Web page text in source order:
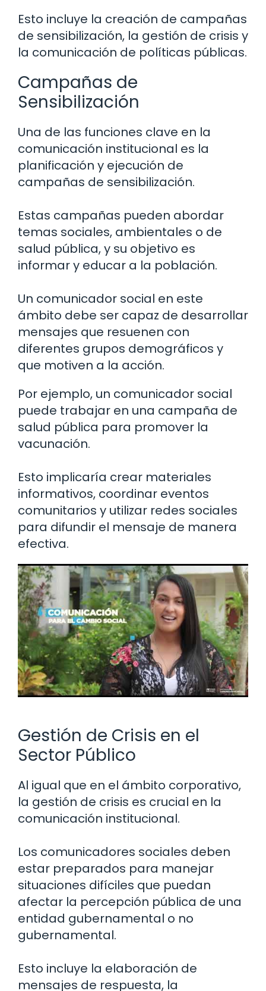
Esto incluye la creación de campañas
de sensibilización, la gestión de crisis y
la comunicación de políticas públicas.
Campañas de
Sensibilización
Una de las funciones clave en la
comunicación institucional es la
planificación y ejecución de
campañas de sensibilización.
Estas campañas pueden abordar
temas sociales, ambientales o de
salud pública, y su objetivo es
informar y educar a la población.
Un comunicador social en este
ámbito debe ser capaz de desarrollar
mensajes que resuenen con
diferentes grupos demográficos y
que motiven a la acción.
Por ejemplo, un comunicador social
puede trabajar en una campaña de
salud pública para promover la
vacunación.
Esto implicaría crear materiales
informativos, coordinar eventos
comunitarios y utilizar redes sociales
para difundir el mensaje de manera
efectiva.
Gestión de Crisis en el
Sector Público
Al igual que en el ámbito corporativo,
la gestión de crisis es crucial en la
comunicación institucional.
Los comunicadores sociales deben
estar preparados para manejar
situaciones difíciles que puedan
afectar la percepción pública de una
entidad gubernamental o no
gubernamental.
Esto incluye la elaboración de
mensajes de respuesta, la